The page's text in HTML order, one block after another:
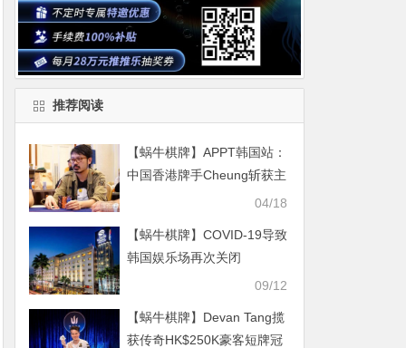
推荐阅读
【蜗牛棋牌】APPT韩国站：
中国香港牌手Cheung斩获主
04/18
【蜗牛棋牌】COVID-19导致
韩国娱乐场再次关闭
09/12
【蜗牛棋牌】Devan Tang揽
获传奇HK$250K豪客短牌冠